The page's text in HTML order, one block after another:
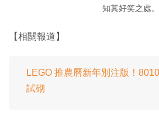
知其好笑之處。
【相關報道】
LEGO 推農曆新年別注版！
試砌